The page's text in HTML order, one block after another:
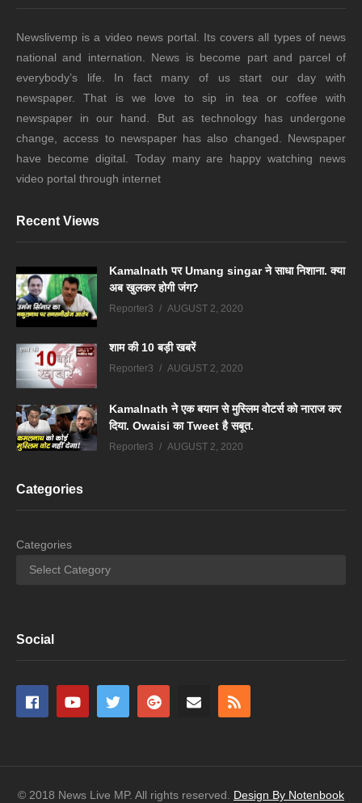
Newslivemp is a video news portal. Its covers all types of news
national and internation. News is become part and parcel of
everybody’s life. In fact many of us start our day with
newspaper. That is we love to sip in tea or coffee with
newspaper in our hand. But as technology has undergone
change, access to newspaper has also changed. Newspaper
have become digital. Today many are happy watching news
video portal through internet
Recent Views
Kamalnath पर Umang singar ने साधा निशाना. क्या
अब खुलकर होगी जंग?
Reporter3 AUGUST 2, 2020
शाम की 10 बड़ी खबरें
Reporter3 AUGUST 2, 2020
Kamalnath ने एक बयान से मुस्लिम वोटर्स को नाराज कर
दिया. Owaisi का Tweet है सबूत.
Reporter3 AUGUST 2, 2020
Categories
Categories
Social
© 2018 News Live MP. All rights reserved. Design By Notenbook